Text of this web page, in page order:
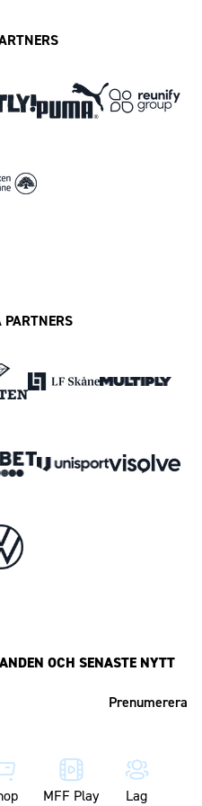
PARTNERS
OCH SENASTE NYTT
MFF Play Lag